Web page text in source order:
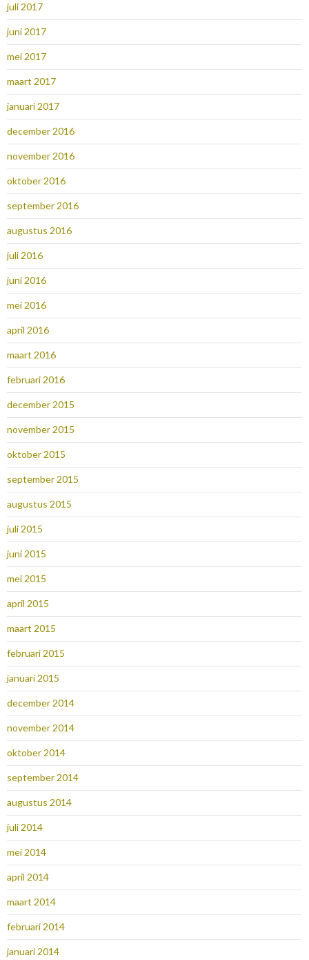
juli 2017
juni 2017
mei 2017
maart 2017
januari 2017
december 2016
november 2016
oktober 2016
september 2016
augustus 2016
juli 2016
juni 2016
mei 2016
april 2016
maart 2016
februari 2016
december 2015
november 2015
oktober 2015
september 2015
augustus 2015
juli 2015
juni 2015
mei 2015
april 2015
maart 2015
februari 2015
januari 2015
december 2014
november 2014
oktober 2014
september 2014
augustus 2014
juli 2014
mei 2014
april 2014
maart 2014
februari 2014
januari 2014